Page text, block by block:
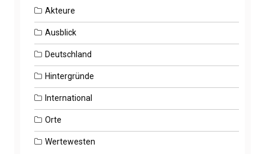
Akteure
Ausblick
Deutschland
Hintergründe
International
Orte
Wertewesten